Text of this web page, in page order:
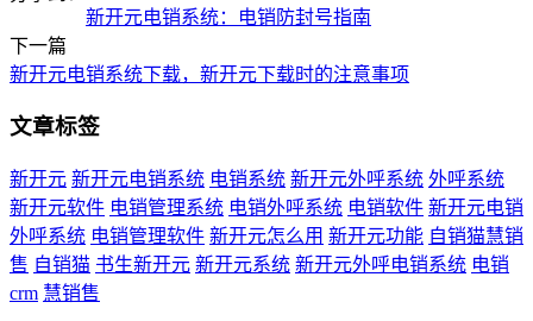
新开元电销系统：电销防封号指南
下一篇
新开元电销系统下载，新开元下载时的注意事项
文章标签
新开元 新开元电销系统 电销系统 新开元外呼系统 外呼系统
新开元软件 电销管理系统 电销外呼系统 电销软件 新开元电销
外呼系统 电销管理软件 新开元怎么用 新开元功能 自销猫慧销
售 自销猫 书生新开元 新开元系统 新开元外呼电销系统 电销
crm 慧销售